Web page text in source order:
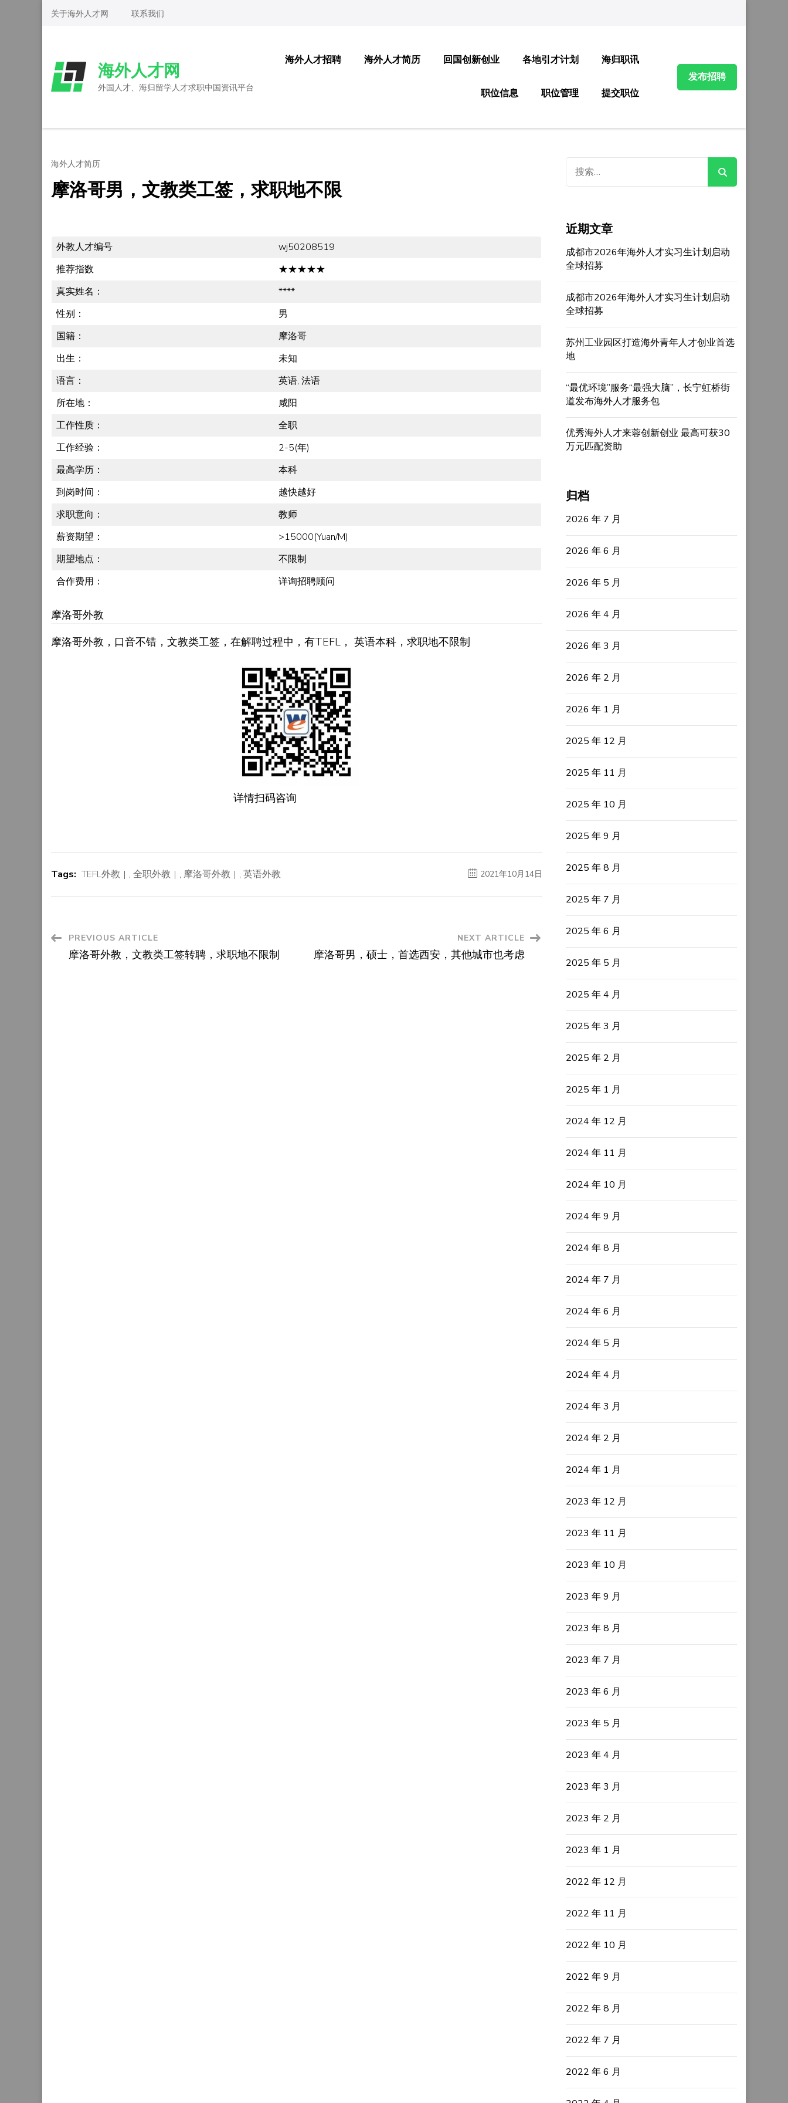
Skip
Enter)
关于海外人才网 联系我们
海外人才网
外国人才、海归留学人才求职中国资讯平台
海外人才招聘 海外人才简历 回国创新创业 各地引才计划 海归职讯
职位信息 职位管理 提交职位
发布招聘
海外人才简历
摩洛哥男，文教类工签，求职地不限
外教人才编号
wj50208519
推荐指数
★★★★★
真实姓名：
****
性别：
男
国籍：
摩洛哥
出生：
未知
语言：
英语, 法语
所在地：
咸阳
工作性质：
全职
工作经验：
2-5(年)
最高学历：
本科
到岗时间：
越快越好
求职意向：
教师
薪资期望：
>15000(Yuan/M)
期望地点：
不限制
合作费用：
详询招聘顾问
摩洛哥外教
摩洛哥外教，口音不错，文教类工签，在解聘过程中，有TEFL， 英语本科，求职地不限制
详情扫码咨询
Tags: TEFL外教 , 全职外教 , 摩洛哥外教 , 英语外教 2021年10月14日
Post
Navigation
PREVIOUS ARTICLE
摩洛哥外教，文教类工签转聘，求职地不限制
NEXT ARTICLE
摩洛哥男，硕士，首选西安，其他城市也考虑
索：
近期文章
成都市2026年海外人才实习生计划启动
全球招募
成都市2026年海外人才实习生计划启动
全球招募
苏州工业园区打造海外青年人才创业首选
地
“最优环境”服务“最强大脑”，长宁虹桥街
道发布海外人才服务包
优秀海外人才来蓉创新创业 最高可获30
万元匹配资助
归档
2026 年 7 月
2026 年 6 月
2026 年 5 月
2026 年 4 月
2026 年 3 月
2026 年 2 月
2026 年 1 月
2025 年 12 月
2025 年 11 月
2025 年 10 月
2025 年 9 月
2025 年 8 月
2025 年 7 月
2025 年 6 月
2025 年 5 月
2025 年 4 月
2025 年 3 月
2025 年 2 月
2025 年 1 月
2024 年 12 月
2024 年 11 月
2024 年 10 月
2024 年 9 月
2024 年 8 月
2024 年 7 月
2024 年 6 月
2024 年 5 月
2024 年 4 月
2024 年 3 月
2024 年 2 月
2024 年 1 月
2023 年 12 月
2023 年 11 月
2023 年 10 月
2023 年 9 月
2023 年 8 月
2023 年 7 月
2023 年 6 月
2023 年 5 月
2023 年 4 月
2023 年 3 月
2023 年 2 月
2023 年 1 月
2022 年 12 月
2022 年 11 月
2022 年 10 月
2022 年 9 月
2022 年 8 月
2022 年 7 月
2022 年 6 月